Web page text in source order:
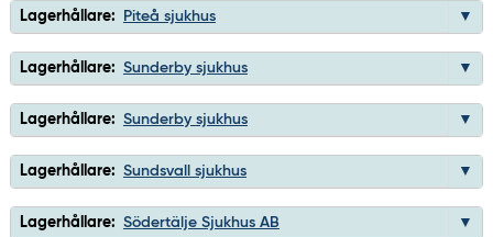
Lagerhållare: Piteå sjukhus
Lagerhållare: Sunderby sjukhus
Lagerhållare: Sunderby sjukhus
Lagerhållare: Sundsvall sjukhus
Lagerhållare: Södertälje Sjukhus AB